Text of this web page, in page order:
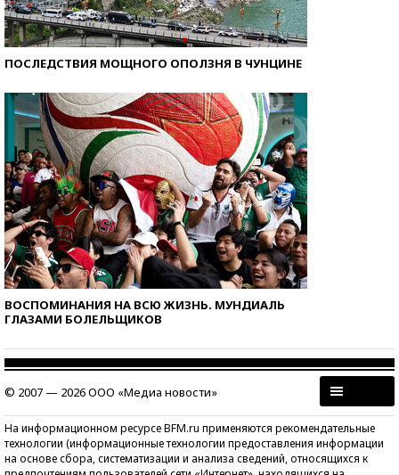
ПОСЛЕДСТВИЯ МОЩНОГО ОПОЛЗНЯ В ЧУНЦИНЕ
ВОСПОМИНАНИЯ НА ВСЮ ЖИЗНЬ. МУНДИАЛЬ
ГЛАЗАМИ БОЛЕЛЬЩИКОВ
© 2007 — 2026 ООО «Медиа новости»
На информационном ресурсе BFM.ru применяются рекомендательные
технологии (информационные технологии предоставления информации
на основе сбора, систематизации и анализа сведений, относящихся к